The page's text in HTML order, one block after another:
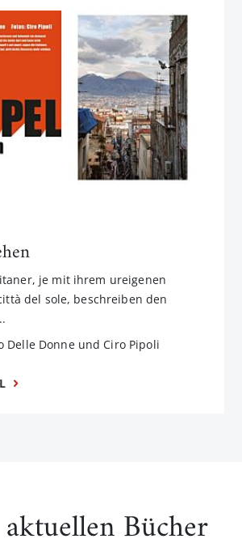
je mit ihrem ureigenen
del sole, beschreiben den
Delle Donne und Ciro Pipoli
Bücher